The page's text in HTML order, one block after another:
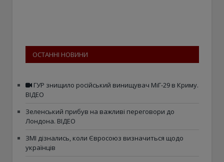
ОСТАННІ НОВИНИ
ГУР знищило російський винищувач МіГ-29 в Криму.
ВІДЕО
Зеленський прибув на важливі переговори до
Лондона. ВІДЕО
ЗМІ дізнались, коли Євросоюз визначиться щодо
українців